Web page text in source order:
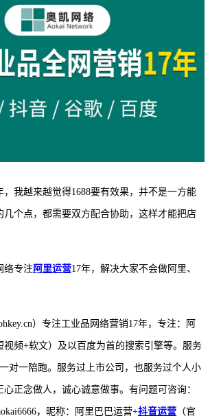
，我越来越觉得1688要有效果，并不是一方能
几个点，都需要双方配合协助，这样才能把店
络专注阿里运营17年，解决大家不会做阿里、
）专注工业品网络营销17年，专注：阿
视频+软文）及以百度为首的搜索引擎等。服务
对一陪跑。服务过上市公司，也服务过个人小
正念做人，诚心诚意做事。有问题可咨询：
，昵称：阿里巴巴运营+抖音运营 （官